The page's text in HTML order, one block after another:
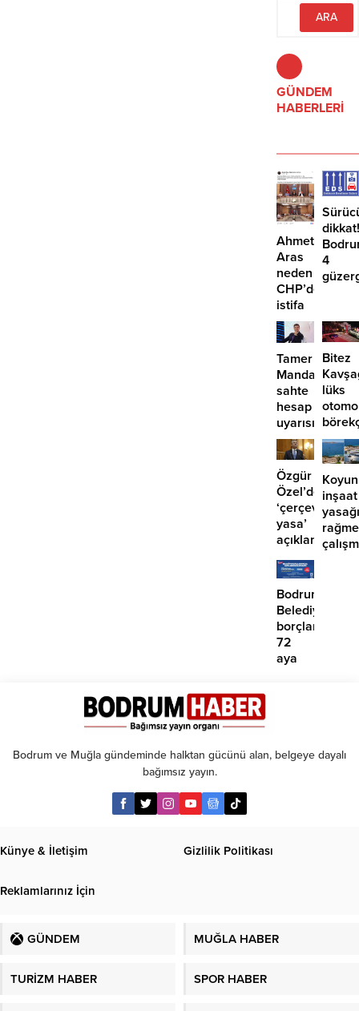
GÜNDEM
HABERLERİ
Ahmet
Aras
neden
CHP’den
istifa
etmiyor?
dikkat!
4
Tamer
sahte
hesap
uyarısı
Bitez
lüks
girdi:
2
Özgür
Özel’den
‘çerçeve
yasa’
açıklaması:
‘İmza
atma
çabamız
yok’
inşaat
Bodrum
borçlara
72
aya
Bodrum ve Muğla gündeminde halktan gücünü alan, belgeye dayalı
bağımsız yayın.
Künye & İletişim Gizlilik Politikası
Reklamlarınız İçin
GÜNDEM MUĞLA HABER
TURİZM HABER SPOR HABER